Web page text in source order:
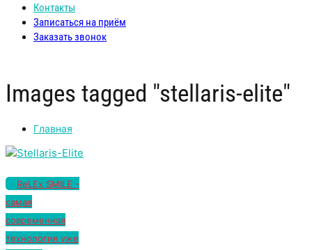
Контакты
Записаться на приём
Заказать звонок
Images tagged "stellaris-elite"
Главная
ReLEx SMILE -
самая
современная
технология уже